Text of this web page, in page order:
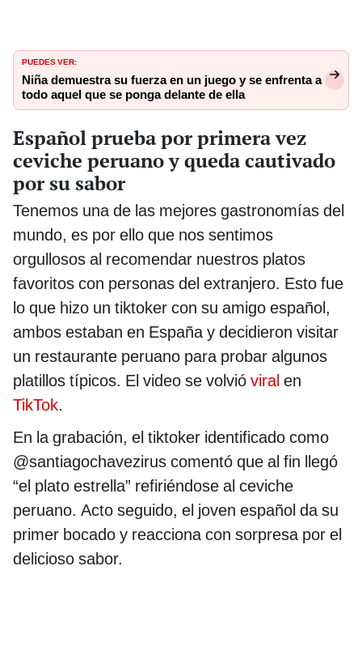
PUEDES VER:
Niña demuestra su fuerza en un juego y se enfrenta a
todo aquel que se ponga delante de ella
Español prueba por primera vez
ceviche peruano y queda cautivado
por su sabor
Tenemos una de las mejores gastronomías del
mundo, es por ello que nos sentimos
orgullosos al recomendar nuestros platos
favoritos con personas del extranjero. Esto fue
lo que hizo un tiktoker con su amigo español,
ambos estaban en España y decidieron visitar
un restaurante peruano para probar algunos
platillos típicos. El video se volvió viral en
TikTok.
En la grabación, el tiktoker identificado como
@santiagochavezirus comentó que al fin llegó
“el plato estrella” refiriéndose al ceviche
peruano. Acto seguido, el joven español da su
primer bocado y reacciona con sorpresa por el
delicioso sabor.